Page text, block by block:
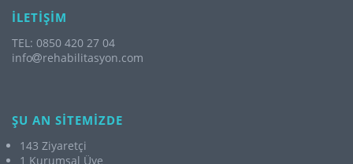
İLETİŞİM
TEL: 0850 420 27 04
info
rehabilitasyon.com
ŞU AN SİTEMİZDE
143 Ziyaretçi
1 Kurumsal Üye